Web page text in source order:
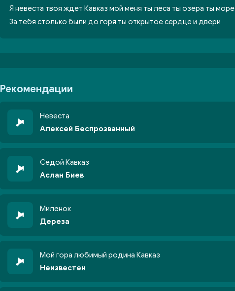
Я невеста твоя ждет Кавказ мой меня ты леса ты озера ты море
За тебя столько были до горя ты открытое сердце и двери
Рекомендации
Невеста
Алексей Беспрозванный
Седой Кавказ
Аслан Биев
Милёнок
Дереза
Мой гора любимый родина Кавказ
Неизвестен